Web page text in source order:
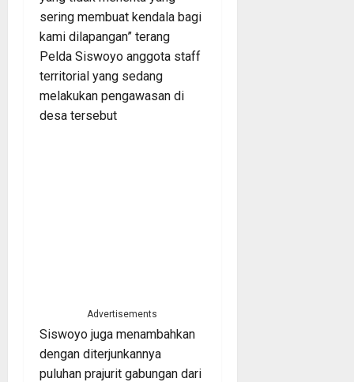
sering membuat kendala bagi
kami dilapangan” terang
Pelda Siswoyo anggota staff
territorial yang sedang
melakukan pengawasan di
desa tersebut
Advertisements
Siswoyo juga menambahkan
dengan diterjunkannya
puluhan prajurit gabungan dari